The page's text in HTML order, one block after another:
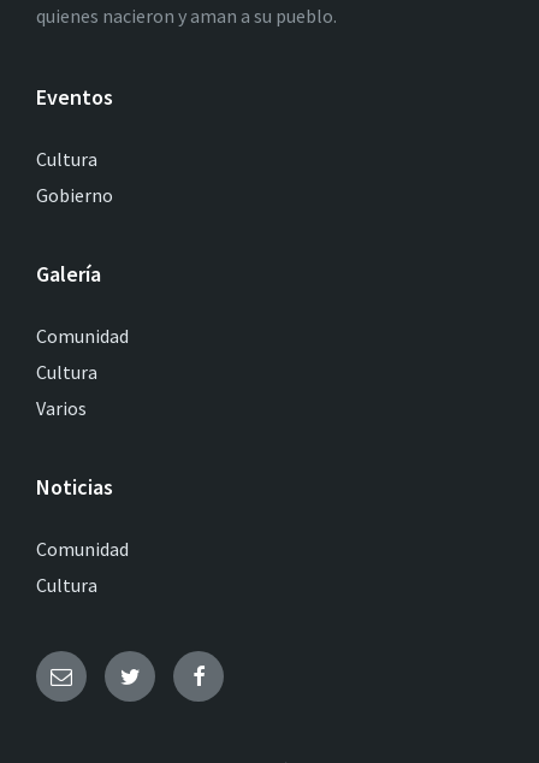
quienes nacieron y aman a su pueblo.
Eventos
Cultura
Gobierno
Galería
Comunidad
Cultura
Varios
Noticias
Comunidad
Cultura